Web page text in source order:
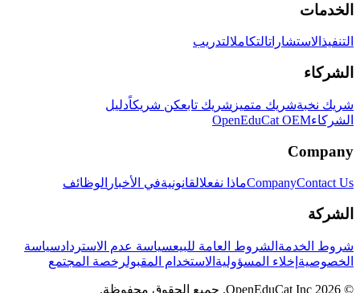
الخدمات
التنفيذ الاستشاراتالتكاملالتدريب
الشركاء
شريك نخبةشريك متميز شريك تابعكن شريكاًدليل
الشركاءOpenEduCat OEM
Company
CompanyContact Us ماذا نفعلالقانونيةفي الأخبار الوظائف
الشركة
شروط الخدمة الشروط العامة للبيعسياسة عدم الاستردادسياسة
الخصوصية إخلاء المسؤولية الاستخدام المقبولرخصة المجتمع
© 2026 OpenEduCat Inc. جميع الحقوق محفوظة.